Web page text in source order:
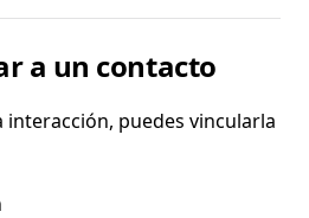
a un contacto
interacción, puedes vincularla